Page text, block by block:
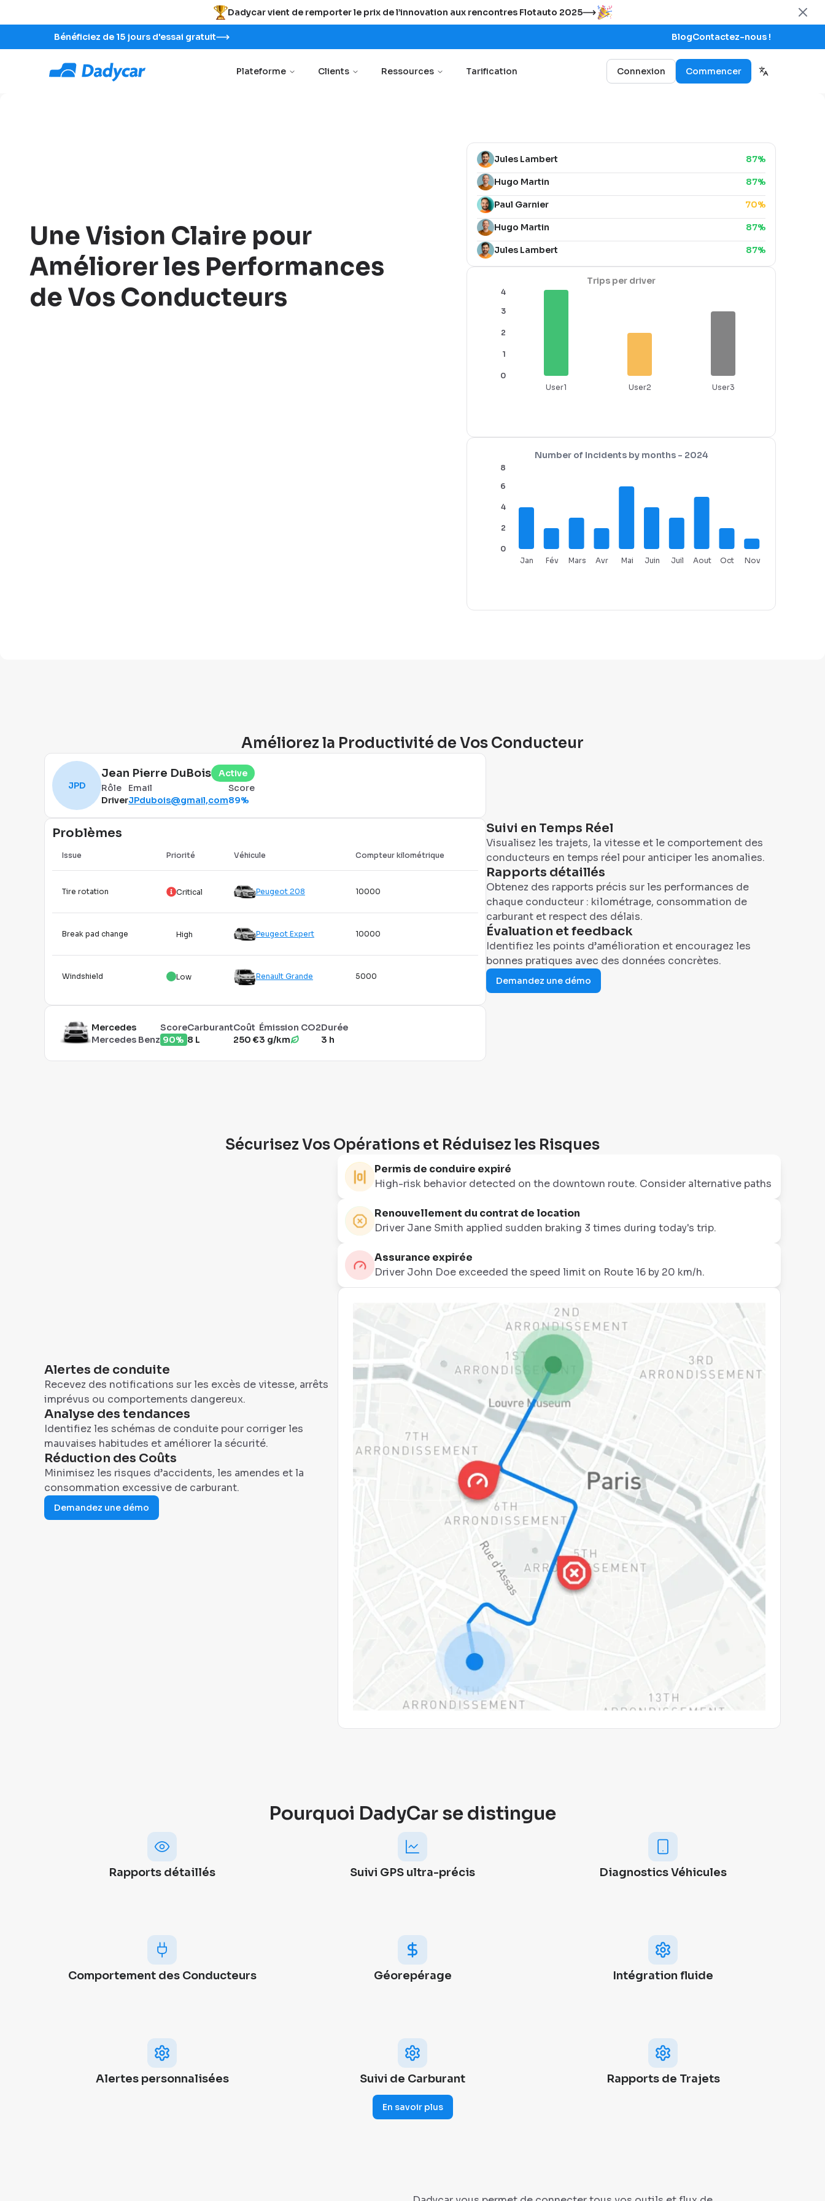
Dadycar vient de remporter le prix de l’innovation aux rencontres Flotauto 2025
Bénéficiez de 15 jours d'essai gratuit BlogContactez-nous !
Plateforme Clients Ressources Tarification Connexion Commencer
Une Vision Claire pour
Améliorer les Performances
de Vos Conducteurs
Jules Lambert 87%
Hugo Martin 87%
Paul Garnier 70%
Hugo Martin 87%
Jules Lambert 87%
Trips per driver
User1 User2 User3
0
1
2
3
4
Number of Incidents by months - 2024
Jan Fév Mars Avr Mai Juin Juil Aout Oct Nov
0
2
4
6
8
Améliorez la Productivité de Vos Conducteur
JPD
Jean Pierre DuBois
Active
Rôle
Driver
Email
JPdubois@gmail,com
Score
89%
Problèmes
Issue Priorité Véhicule Compteur kilométrique
Tire rotation Critical Peugeot 208 10000
Break pad change High Peugeot Expert 10000
Windshield Low Renault Grande 5000
Mercedes
Mercedes Benz
Score
90%
Carburant
8 L
Coût
250 €
Émission CO2
3 g/km
Durée
3 h
Suivi en Temps Réel
Visualisez les trajets, la vitesse et le comportement des
conducteurs en temps réel pour anticiper les anomalies.
Rapports détaillés
Obtenez des rapports précis sur les performances de
chaque conducteur : kilométrage, consommation de
carburant et respect des délais.
Évaluation et feedback
Identifiez les points d’amélioration et encouragez les
bonnes pratiques avec des données concrètes.
Demandez une démo
Sécurisez Vos Opérations et Réduisez les Risques
Permis de conduire expiré
High-risk behavior detected on the downtown route. Consider alternative paths
Renouvellement du contrat de location
Driver Jane Smith applied sudden braking 3 times during today's trip.
Assurance expirée
Driver John Doe exceeded the speed limit on Route 16 by 20 km/h.
Alertes de conduite
Recevez des notifications sur les excès de vitesse, arrêts
imprévus ou comportements dangereux.
Analyse des tendances
Identifiez les schémas de conduite pour corriger les
mauvaises habitudes et améliorer la sécurité.
Réduction des Coûts
Minimisez les risques d’accidents, les amendes et la
consommation excessive de carburant.
Demandez une démo
Pourquoi DadyCar se distingue
Rapports détaillés Suivi GPS ultra-précis Diagnostics Véhicules
Comportement des Conducteurs Géorepérage Intégration fluide
Alertes personnalisées Suivi de Carburant Rapports de Trajets
En savoir plus